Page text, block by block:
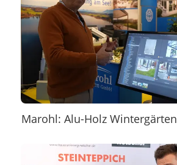
Marohl: Alu-Holz Wintergärten